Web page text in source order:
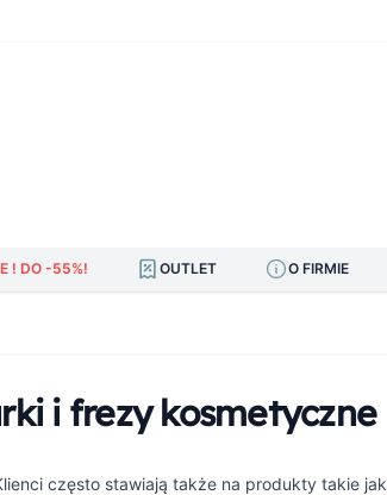
! DO -55%! OUTLET O FIRMIE
i frezy kosmetyczne
często stawiają także na produkty takie jak